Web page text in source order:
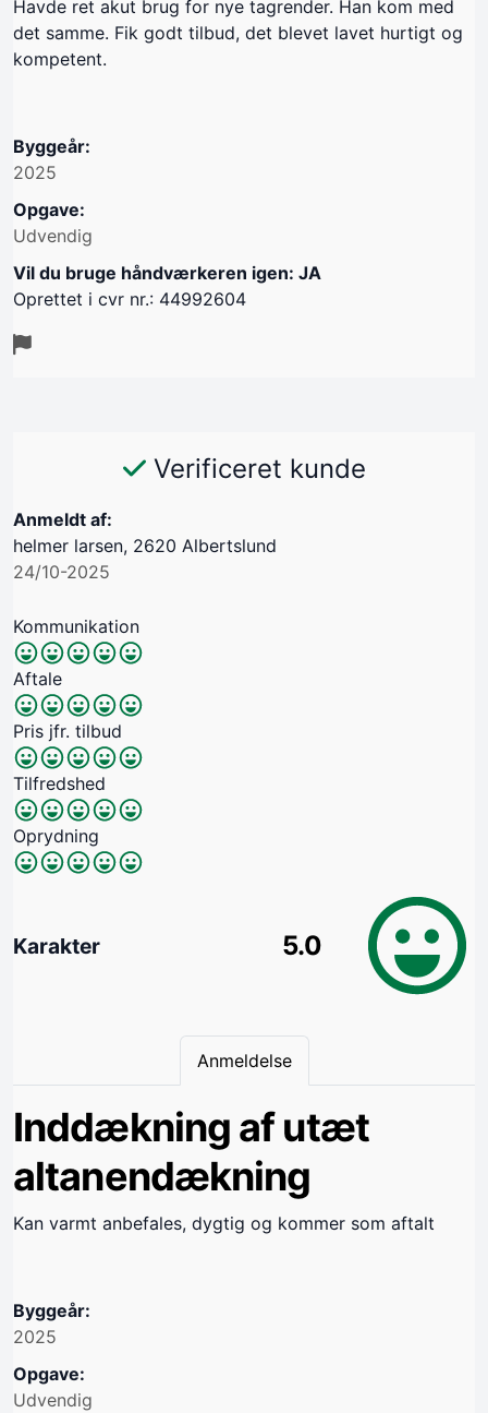
Havde ret akut brug for nye tagrender. Han kom med
det samme. Fik godt tilbud, det blevet lavet hurtigt og
kompetent.
Byggeår:
2025
Opgave:
Udvendig
Vil du bruge håndværkeren igen: JA
Oprettet i cvr nr.: 44992604
Verificeret kunde
Anmeldt af:
helmer larsen, 2620 Albertslund
24/10-2025
Kommunikation
Aftale
Pris jfr. tilbud
Tilfredshed
Oprydning
Karakter 5.0
Anmeldelse
Inddækning af utæt
altanendækning
Kan varmt anbefales, dygtig og kommer som aftalt
Byggeår:
2025
Opgave:
Udvendig